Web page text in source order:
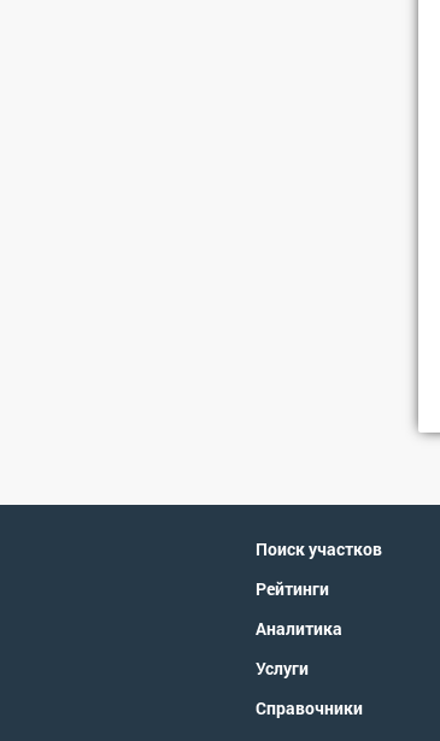
Поиск участков
Рейтинги
Аналитика
Услуги
Справочники